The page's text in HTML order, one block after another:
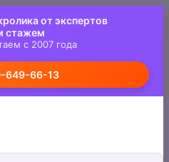
от экспертов
стажем
с 2007 года
649-66-13